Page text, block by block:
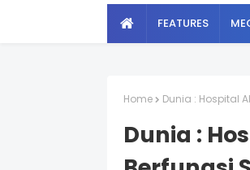
FEATURES
Home Dunia : Hospital
Dunia :